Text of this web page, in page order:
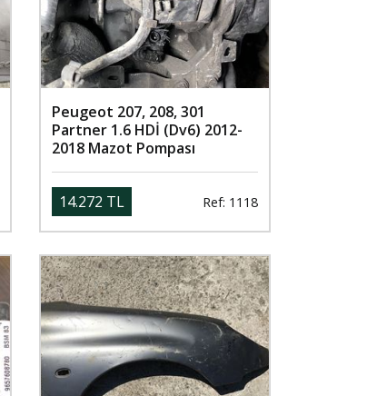
Peugeot 207, 208, 301
Partner 1.6 HDİ (Dv6) 2012-
2018 Mazot Pompası
14.272 TL Ref: 1118